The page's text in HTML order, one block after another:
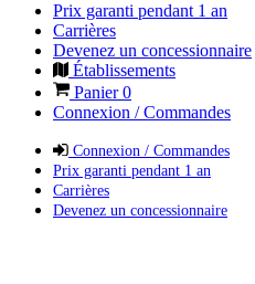
Prix garanti pendant 1 an
Carrières
Devenez un concessionnaire
Établissements
Panier0
Connexion / Commandes
Connexion / Commandes
Prix garanti pendant 1 an
Carrières
Devenez un concessionnaire